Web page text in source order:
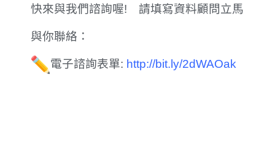
快來與我們諮詢喔! 請填寫資料顧問立馬
與你聯絡：
電子諮詢表單: http://bit.ly/2dWAOak